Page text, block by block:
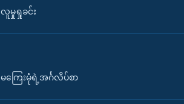
လူမှုရှုခင်း
မကြေးမုံရဲ့အင်္ဂလိပ်စာ